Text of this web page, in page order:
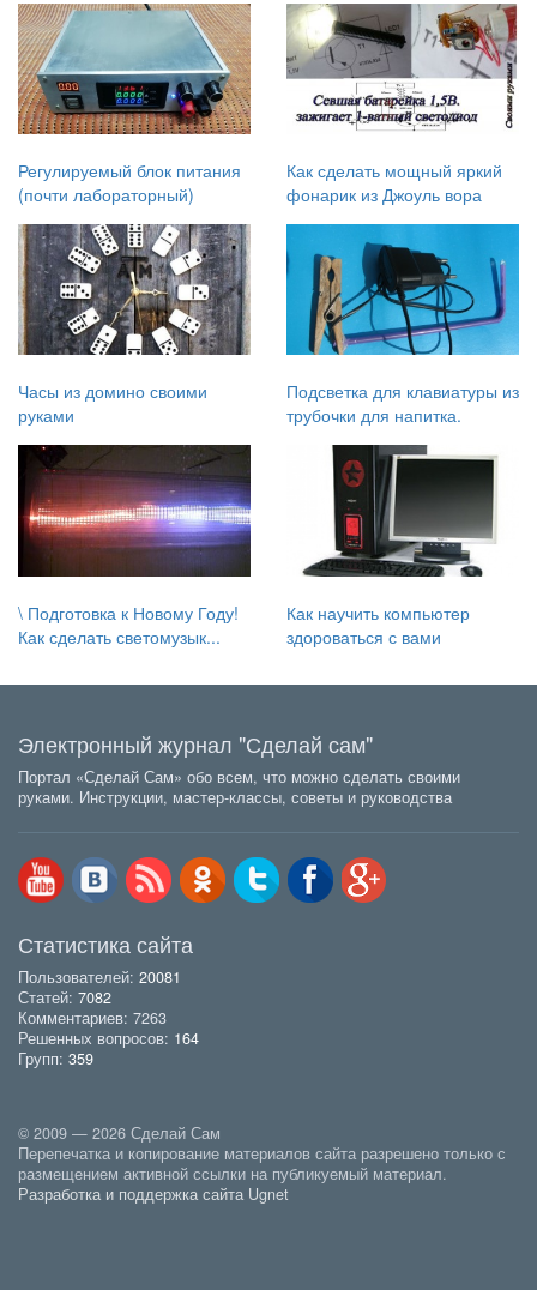
Регулируемый блок питания
(почти лабораторный)
Как сделать мощный яркий
фонарик из Джоуль вора
Часы из домино своими
руками
Подсветка для клавиатуры из
трубочки для напитка.
\ Подготовка к Новому Году!
Как сделать светомузык...
Как научить компьютер
здороваться с вами
Электронный журнал "Сделай сам"
Портал «Сделай Сам» обо всем, что можно сделать своими
руками. Инструкции, мастер-классы, советы и руководства
Статистика сайта
Пользователей: 20081
Статей: 7082
Комментариев: 7263
Решенных вопросов: 164
Групп: 359
© 2009 — 2026 Сделай Сам
Перепечатка и копирование материалов сайта разрешено только с
размещением активной ссылки на публикуемый материал.
Разработка и поддержка сайта Ugnet